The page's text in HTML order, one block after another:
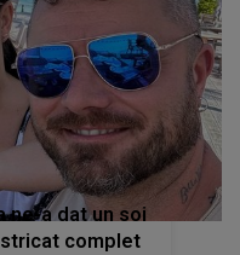
ne-a dat un soi
complet